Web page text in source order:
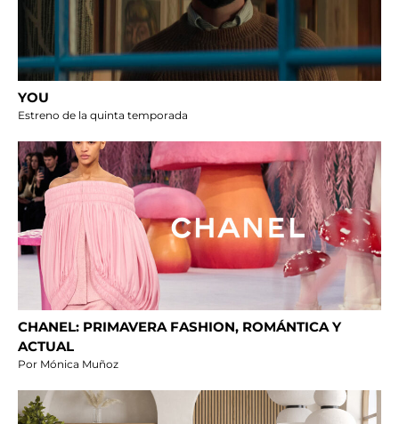
YOU
Estreno de la quinta temporada
CHANEL: PRIMAVERA FASHION, ROMÁNTICA Y
ACTUAL
Por Mónica Muñoz